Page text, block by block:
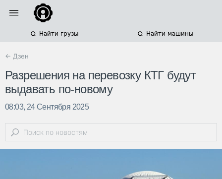
Найти грузы Найти машины
← Дзен
Разрешения на перевозку КТГ будут
выдавать по-новому
08:03, 24 Сентября 2025